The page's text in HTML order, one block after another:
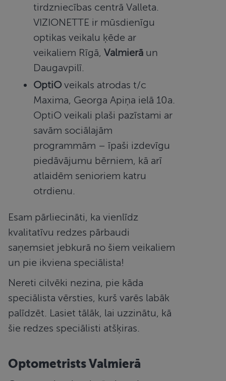
tirdzniecības centrā Valleta.
VIZIONETTE ir mūsdienīgu
optikas veikalu ķēde ar
veikaliem Rīgā,Valmierā un
Daugavpilī.
OptiO veikals atrodas t/c
Maxima, Georga Apiņa ielā 10a.
OptiO veikali plaši pazīstami ar
savām sociālajām
programmām – īpaši izdevīgu
piedāvājumu bērniem, kā arī
atlaidēm senioriem katru
otrdienu.
Esam pārliecināti, ka vienlīdz
kvalitatīvu redzes pārbaudi
saņemsiet jebkurā no šiem veikaliem
un pie ikviena speciālista!
Nereti cilvēki nezina, pie kāda
speciālista vērsties, kurš varēs labāk
palīdzēt. Lasiet tālāk, lai uzzinātu, kā
šie redzes speciālisti atšķiras.
Optometrists Valmierā